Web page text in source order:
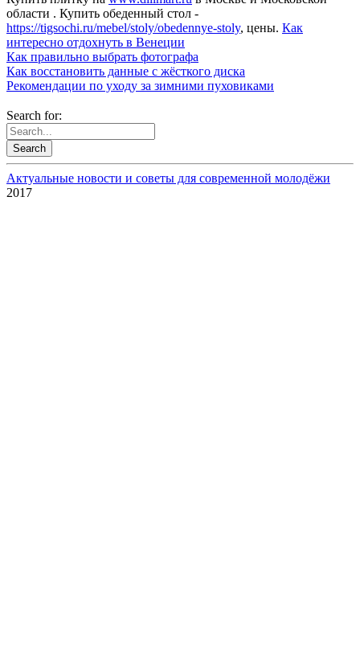
области . Купить обеденный стол -
https://tigsochi.ru/mebel/stoly/obedennye-stoly, цены. Как
интересно отдохнуть в Венеции
Как правильно выбрать фотографа
Как восстановить данные с жёсткого диска
Рекомендации по уходу за зимними пуховиками
Search for:
Актуальные новости и советы для современной молодёжи
2017